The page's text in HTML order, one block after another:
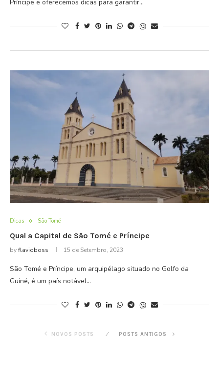
Príncipe e oferecemos dicas para garantir…
Dicas São Tomé
Qual a Capital de São Tomé e Príncipe
byflavioboss 15 de Setembro, 2023
São Tomé e Príncipe, um arquipélago situado no Golfo da
Guiné, é um país notável…
NOVOS POSTS POSTS ANTIGOS